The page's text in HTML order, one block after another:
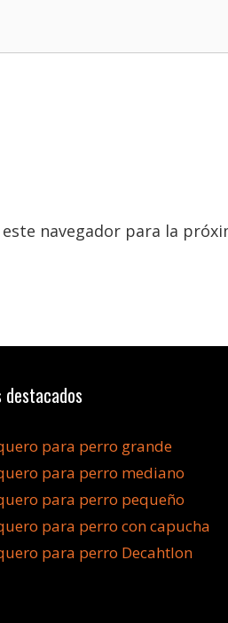
navegador para la
para perro grande
para perro mediano
para perro pequeño
para perro con capucha
para perro Decahtlon